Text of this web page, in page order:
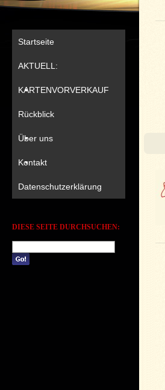
Startseite
AKTUELL:
KARTENVORVERKAUF
Rückblick
Über uns
Kontakt
Datenschutzerklärung
DIESE SEITE DURCHSUCHEN: